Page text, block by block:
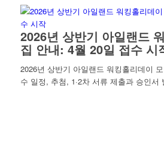
2026년 상반기 아일랜드
집 안내: 4월 20일 접수 시
2026년 상반기 아일랜드 워킹홀리데이
수 일정, 추첨, 1·2차 서류 제출과 승인서